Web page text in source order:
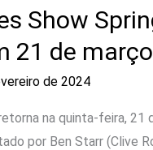
Show
21 de março
de 2024
na quinta-feira, 21
por Ben Starr (Clive